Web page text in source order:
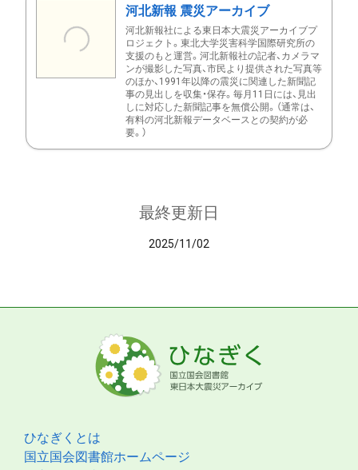
河北新報 震災アーカイブ
河北新報社による東日本大震災アーカイブプ
ロジェクト。東北大学災害科学国際研究所の
支援のもと運営。河北新報社の記者、カメラマ
ンが撮影した写真、市民より提供された写真等
のほか、1991年以降の震災に関連した新聞記
事の見出しを収集・保存。毎月11日には、見出
しに対応した新聞記事を無償公開。（通常は、
有料の河北新報データベースとの契約が必
要。）
最終更新日
2025/11/02
ひなぎくとは
国立国会図書館ホームページ